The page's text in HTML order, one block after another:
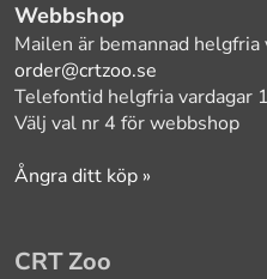
Webbshop
Mailen är bemannad
order@crtzoo.se
Telefontid helgfria vardagar
Välj val nr 4 för webbshop
Ångra ditt köp »
CRT Zoo